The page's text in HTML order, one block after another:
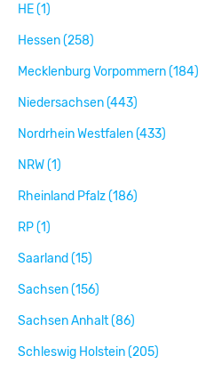
HE (1)
Hessen (258)
Mecklenburg Vorpommern (184)
Niedersachsen (443)
Nordrhein Westfalen (433)
NRW (1)
Rheinland Pfalz (186)
RP (1)
Saarland (15)
Sachsen (156)
Sachsen Anhalt (86)
Schleswig Holstein (205)